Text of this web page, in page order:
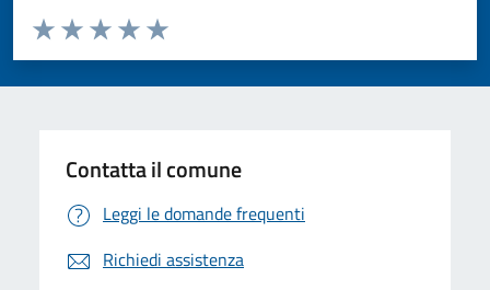
Valuta da 1 a 5 stelle la pagina
Valuta 5 stelle su 5
Valuta 4 stelle su 5
Valuta 3 stelle su 5
Valuta 2 stelle su 5
Valuta 1 stelle su 5
Contatta il comune
Leggi le domande frequenti
Richiedi assistenza